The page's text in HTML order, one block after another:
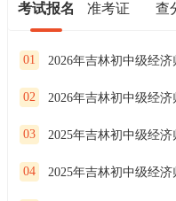
考试报名 准考证 查
01 2026年吉林初中级经
02 2026年吉林初中级经济
03
04